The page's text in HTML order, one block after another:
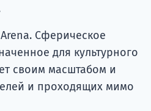
Сферическое
для культурного
своим масштабом и
и проходящих мимо